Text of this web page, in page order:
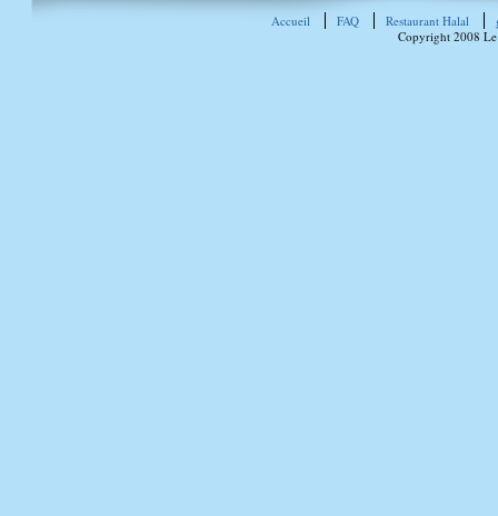
Accueil FAQ Restaurant Halal
Copyright 2008